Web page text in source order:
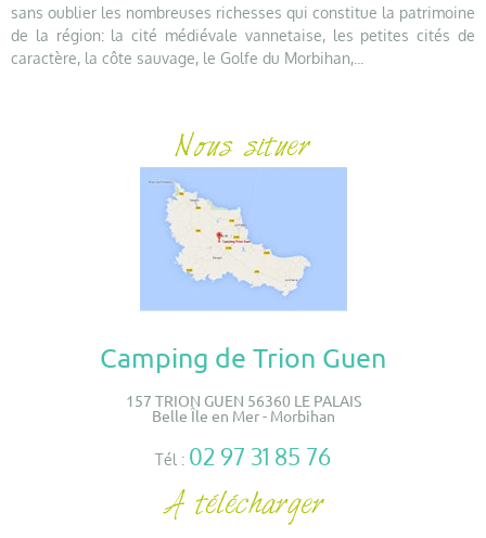
sans oublier les nombreuses richesses qui constitue la patrimoine
de la région: la cité médiévale vannetaise, les petites cités de
caractère, la côte sauvage, le Golfe du Morbihan,...
Camping de Trion Guen
157 TRION GUEN 56360 LE PALAIS
Belle Île en Mer - Morbihan
Tél : 02 97 31 85 76